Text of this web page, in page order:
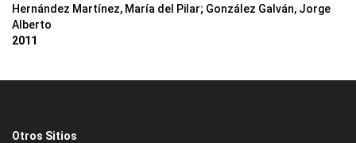
Hernández Martínez, María del Pilar; González Galván, Jorge
Alberto
2011
Otros Sitios